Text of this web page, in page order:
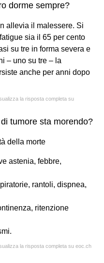
dorme sempre?
allevia il malessere. Si
sia il 65 per cento
su tre in forma severa e
– uno su tre – la
anche per anni dopo
la risposta completa su
tumore sta morendo?
della morte
astenia, febbre,
rantoli, dispnea,
ritenzione
la risposta completa su eoc.ch